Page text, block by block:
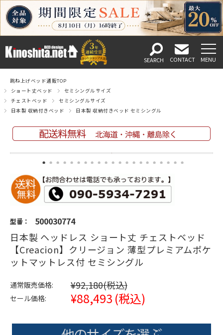
跳ね上げベッド通販TOP
ショート丈ベッド
セミシングルサイズ
チェストベッド
セミシングルサイズ
日本製 収納付きベッド
日本製 収納付きベッド セミシングル
型番： 500030774
日本製 ヘッドレス ショート丈 チェストベッド
【Creacion】クリージョン 薄型プレミアムポケ
ットマットレス付 セミシングル
通常販売価格: ¥92,180(税込)
セール価格: ¥88,493 (税込)